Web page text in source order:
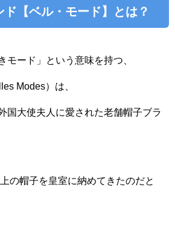
【ベル・モード】とは？
モード」という意味を持つ、
Modes）は、
国大使夫人に愛された老舗帽子ブラ
の帽子を皇室に納めてきたのだと